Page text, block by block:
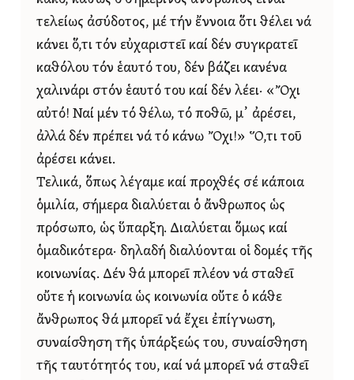
τελείως ἀσύδοτος, μέ τήν ἔννοια ὅτι θέλει νά
κάνει ὅ,τι τόν εὐχαριστεῖ καί δέν συγκρατεῖ
καθόλου τόν ἑαυτό του, δέν βάζει κανένα
χαλινάρι στόν ἑαυτό του καί δέν λέει· «Ὄχι
αὐτό! Ναί μέν τό θέλω, τό ποθῶ, μ᾿ ἀρέσει,
ἀλλά δέν πρέπει νά τό κάνω Ὄχι!» Ὅ,τι τοῦ
ἀρέσει κάνει.
Τελικά, ὅπως λέγαμε καί προχθές σέ κάποια
ὁμιλία, σήμερα διαλύεται ὁ ἄνθρωπος ὡς
πρόσωπο, ὡς ὕπαρξη. Διαλύεται ὅμως καί
ὁμαδικότερα· δηλαδή διαλύονται οἱ δομές τῆς
κοινωνίας. Δέν θά μπορεῖ πλέον νά σταθεῖ
οὔτε ἡ κοινωνία ὡς κοινωνία οὔτε ὁ κάθε
ἄνθρωπος θά μπορεῖ νά ἔχει ἐπίγνωση,
συναίσθηση τῆς ὑπάρξεώς του, συναίσθηση
τῆς ταυτότητός του, καί νά μπορεῖ νά σταθεῖ